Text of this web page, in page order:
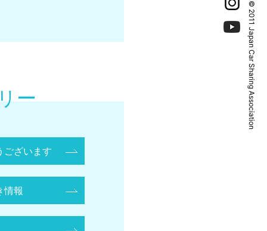
© 2011 Japan Car Sharing Association
ー
ございます
情報